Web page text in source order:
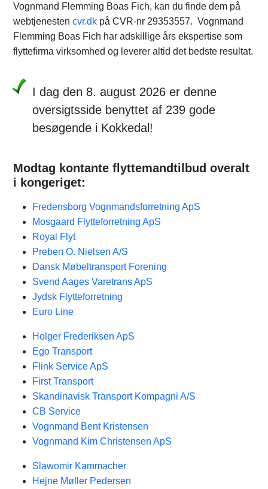
Vognmand Flemming Boas Fich, kan du finde dem på
webtjenesten cvr.dk på CVR-nr 29353557. Vognmand
Flemming Boas Fich har adskillige års ekspertise som
flyttefirma virksomhed og leverer altid det bedste resultat.
I dag den 8. august 2026 er denne
oversigtsside benyttet af 239 gode
besøgende i Kokkedal!
Modtag kontante flyttemandtilbud overalt
i kongeriget:
Fredensborg Vognmandsforretning ApS
Mosgaard Flytteforretning ApS
Royal Flyt
Preben O. Nielsen A/S
Dansk Møbeltransport Forening
Svend Aages Varetrans ApS
Jydsk Flytteforretning
Euro Line
Holger Frederiksen ApS
Ego Transport
Flink Service ApS
First Transport
Skandinavisk Transport Kompagni A/S
CB Service
Vognmand Bent Kristensen
Vognmand Kim Christensen ApS
Slawomir Kammacher
Hejne Møller Pedersen